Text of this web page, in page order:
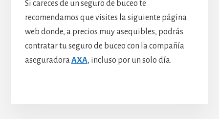
Si careces de un seguro de buceo te
recomendamos que visites la siguiente página
web donde, a precios muy asequibles, podrás
contratar tu seguro de buceo con la compañía
aseguradoraAXA, incluso por un solo día.